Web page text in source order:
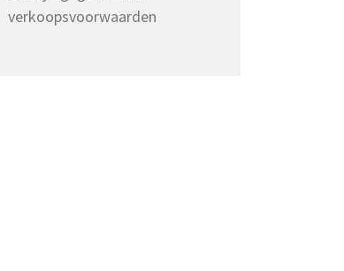
verkoopsvoorwaarden